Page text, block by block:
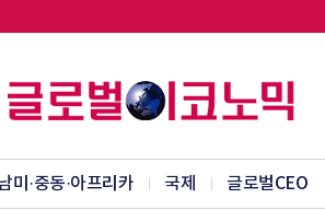
미·중동·아프리카 국제 글로벌CEO